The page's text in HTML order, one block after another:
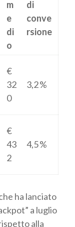
m
e
di
o
di
conve
rsione
€
32
0
3,2 %
€
43
2
4,5 %
ha lanciato
a luglio
alla